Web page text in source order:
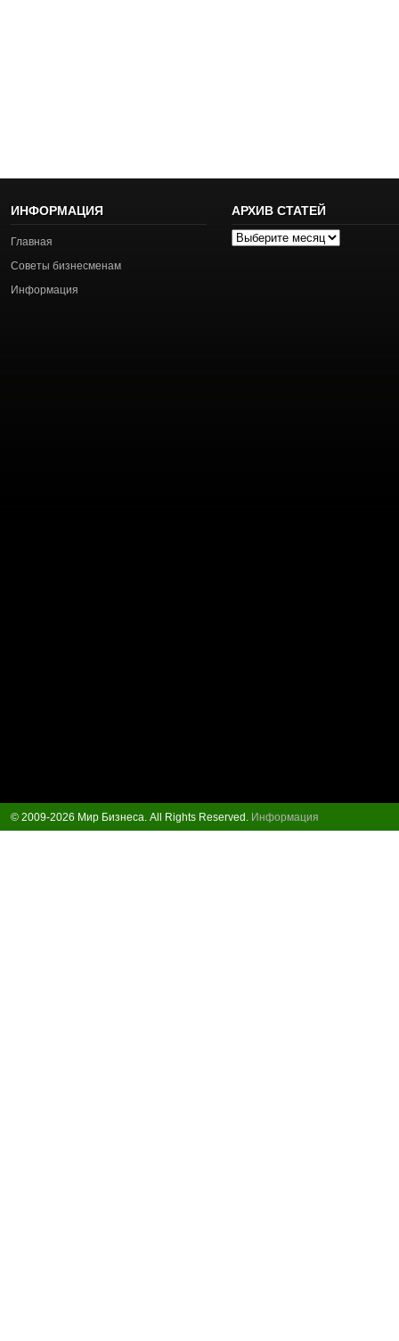
ИНФОРМАЦИЯ
Главная
Советы бизнесменам
Информация
АРХИВ СТАТЕЙ
Архив
© 2009-2026 Мир Бизнеса. All Rights Reserved. Информация